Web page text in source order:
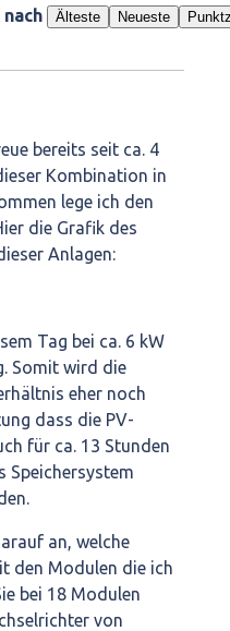
Älteste Neueste
bereits seit ca. 4
Kombination in
lege ich den
die Grafik des
Anlagen:
Tag bei ca. 6 kW
Somit wird die
eher noch
dass die PV-
für ca. 13 Stunden
Speichersystem
an, welche
den Modulen die ich
bei 18 Modulen
von